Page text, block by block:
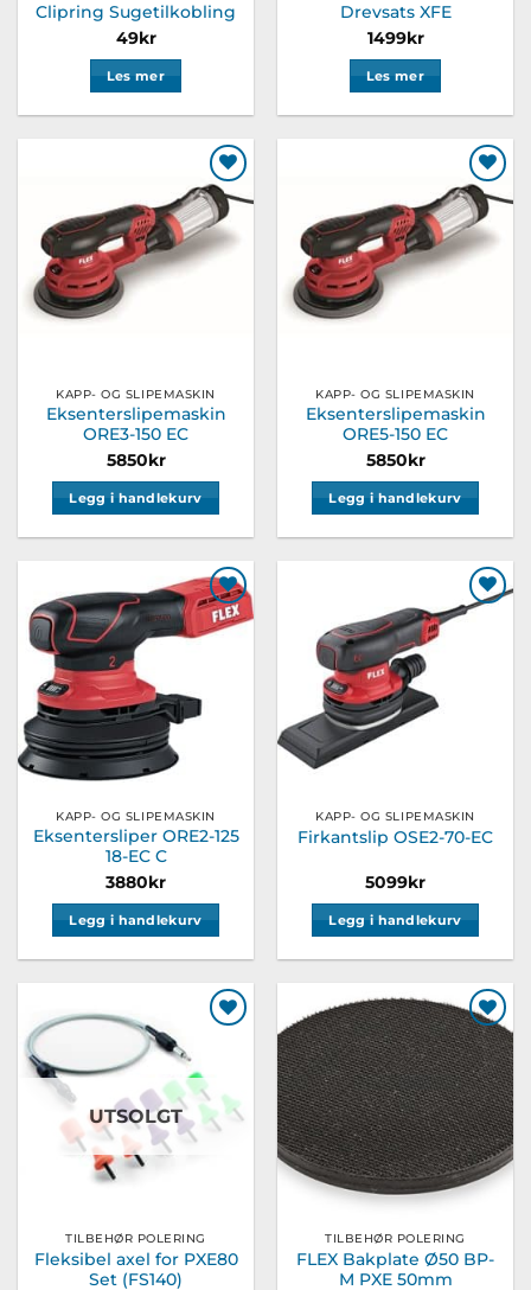
Clipring Sugetilkobling
49kr
Les mer
Drevsats XFE
1499kr
Les mer
Legg til
ønskeliste
KAPP- OG SLIPEMASKIN
Eksenterslipemaskin
ORE3-150 EC
5850kr
Legg i handlekurv
Legg til
ønskeliste
KAPP- OG SLIPEMASKIN
Eksenterslipemaskin
ORE5-150 EC
5850kr
Legg i handlekurv
Legg til
ønskeliste
KAPP- OG SLIPEMASKIN
Eksentersliper ORE2-125
18-EC C
3880kr
Legg i handlekurv
Legg til
ønskeliste
KAPP- OG SLIPEMASKIN
Firkantslip OSE2-70-EC
5099kr
Legg i handlekurv
ønskeliste
UTSOLGT
TILBEHØR POLERING
Fleksibel axel for PXE80
Set (FS140)
Legg til
ønskeliste
TILBEHØR POLERING
FLEX Bakplate Ø50 BP-
M PXE 50mm